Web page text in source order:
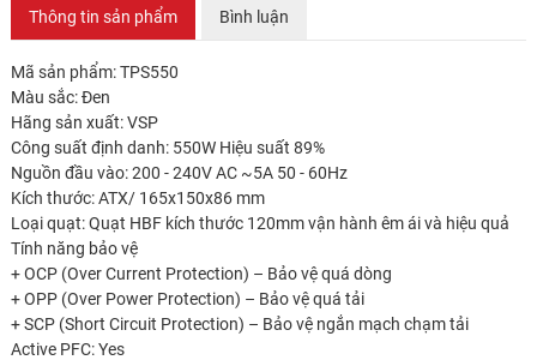
Thông tin sản phẩm Bình luận
Mã sản phẩm: TPS550
Màu sắc: Đen
Hãng sản xuất: VSP
Công suất định danh: 550W Hiệu suất 89%
Nguồn đầu vào: 200 - 240V AC ~5A 50 - 60Hz
Kích thước: ATX/ 165x150x86 mm
Loại quạt: Quạt HBF kích thước 120mm vận hành êm ái và hiệu quả
Tính năng bảo vệ
+ OCP (Over Current Protection) – Bảo vệ quá dòng
+ OPP (Over Power Protection) – Bảo vệ quá tải
+ SCP (Short Circuit Protection) – Bảo vệ ngắn mạch chạm tải
Active PFC: Yes